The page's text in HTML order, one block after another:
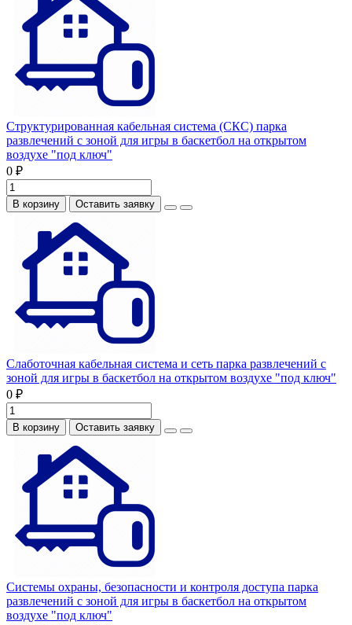
Структурированная кабельная система (СКС) парка
развлечений с зоной для игры в баскетбол на открытом
воздухе "под ключ"
0 ₽
В корзину Оставить заявку
Слаботочная кабельная система и сеть парка развлечений с
зоной для игры в баскетбол на открытом воздухе "под ключ"
0 ₽
В корзину Оставить заявку
Системы охраны, безопасности и контроля доступа парка
развлечений с зоной для игры в баскетбол на открытом
воздухе "под ключ"